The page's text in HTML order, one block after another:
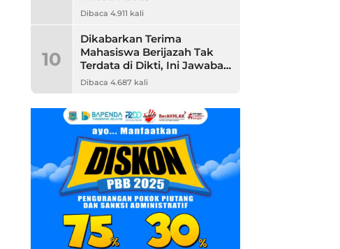
Dibaca 4.911 kali
10
Dikabarkan Terima
Mahasiswa Berijazah Tak
Terdata di Dikti, Ini Jawaban
Unpam
Dibaca 4.687 kali